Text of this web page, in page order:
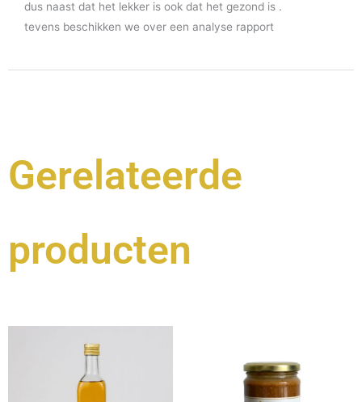
dus naast dat het lekker is ook dat het gezond is .
tevens beschikken we over een analyse rapport
Gerelateerde
producten